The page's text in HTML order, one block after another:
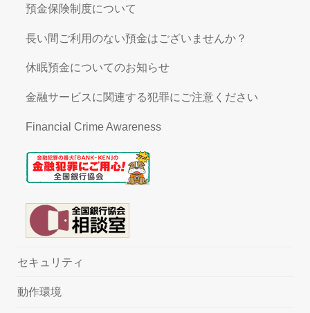
預金保険制度について
長い間ご利用のない預金はございませんか？
休眠預金についてのお知らせ
金融サービスに関連する犯罪にご注意ください
Financial Crime Awareness
セキュリティ
動作環境